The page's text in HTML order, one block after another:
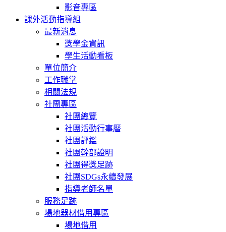
影音專區
課外活動指導組
最新消息
獎學金資訊
學生活動看板
單位簡介
工作職掌
相關法規
社團專區
社團總覽
社團活動行事曆
社團評鑑
社團幹部證明
社團得獎足跡
社團SDGs永續發展
指導老師名單
服務足跡
場地器材借用專區
場地借用